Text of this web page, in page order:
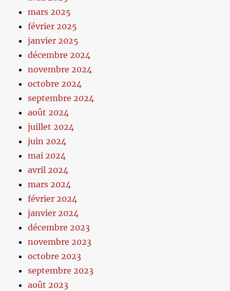
mars 2025
février 2025
janvier 2025
décembre 2024
novembre 2024
octobre 2024
septembre 2024
août 2024
juillet 2024
juin 2024
mai 2024
avril 2024
mars 2024
février 2024
janvier 2024
décembre 2023
novembre 2023
octobre 2023
septembre 2023
août 2023